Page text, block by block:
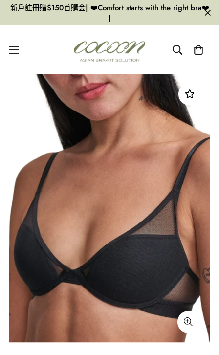
新戶註冊贈$150首購金| ❤️Comfort starts with the right bra❤️
|